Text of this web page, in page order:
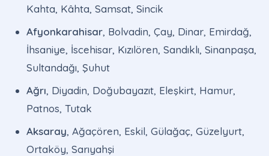
Kahta, Kâhta, Samsat, Sincik
Afyonkarahisar, Bolvadin, Çay, Dinar, Emirdağ,
İhsaniye, İscehisar, Kızılören, Sandıklı, Sinanpaşa,
Sultandağı, Şuhut
Ağrı, Diyadin, Doğubayazıt, Eleşkirt, Hamur,
Patnos, Tutak
Aksaray, Ağaçören, Eskil, Gülağaç, Güzelyurt,
Ortaköy, Sarıyahşi